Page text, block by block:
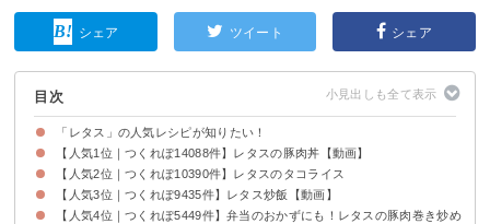
シェア ツイート シェア
目次
「レタス」の人気レシピが知りたい！
【人気1位｜つくれぽ14088件】レタスの豚肉丼【動画】
【人気2位｜つくれぽ10390件】レタスのタコライス
【人気3位｜つくれぽ9435件】レタス炒飯【動画】
【人気4位｜つくれぽ5449件】弁当のおかずにも！レタスの豚肉巻き炒め